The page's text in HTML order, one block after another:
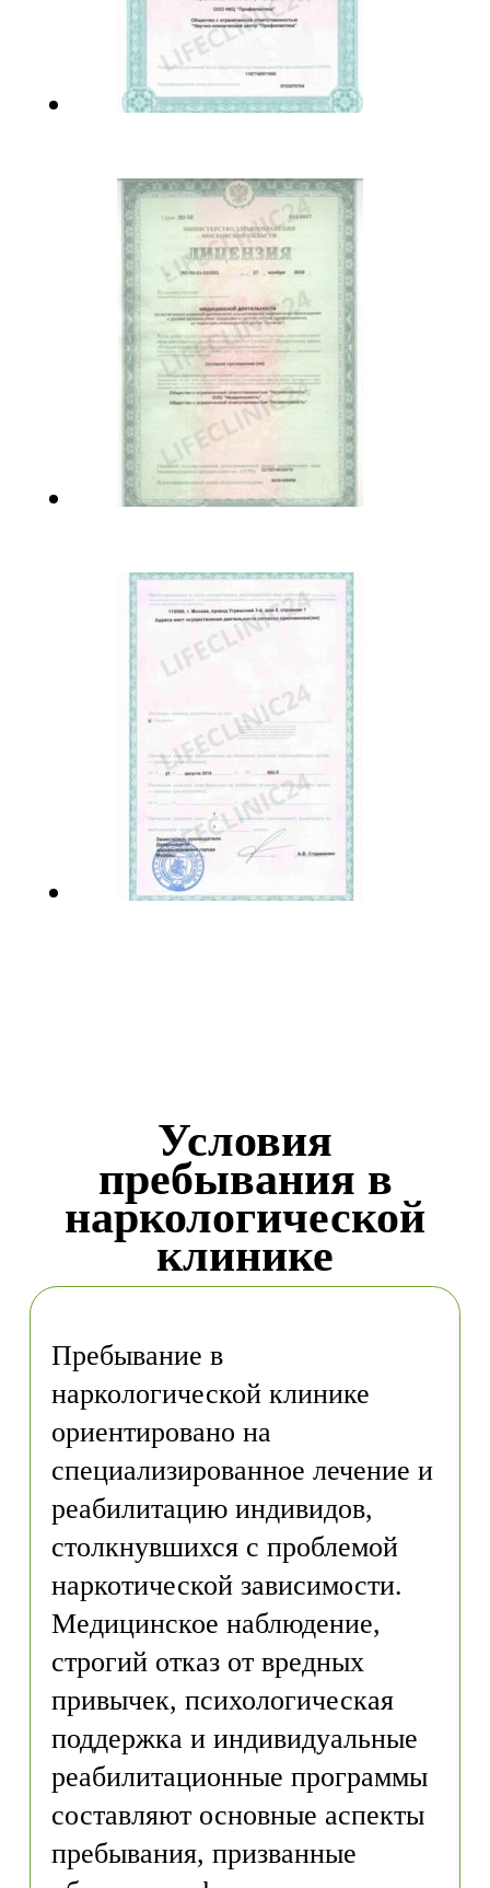
Условия
пребывания в
наркологической
клинике
Пребывание в
наркологической клинике
ориентировано на
специализированное лечение и
реабилитацию индивидов,
столкнувшихся с проблемой
наркотической зависимости.
Медицинское наблюдение,
строгий отказ от вредных
привычек, психологическая
поддержка и индивидуальные
реабилитационные программы
составляют основные аспекты
пребывания, призванные